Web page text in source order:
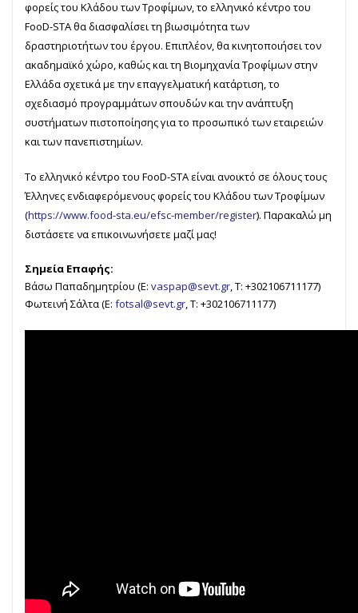
φορείς του Κλάδου των Τροφίμων, το ελληνικό κέντρο του
FooD-STA θα διασφαλίσει τη βιωσιμότητα των
δραστηριοτήτων του έργου. Επιπλέον, θα κινητοποιήσει τον
ακαδημαϊκό χώρο, καθώς και τη Βιομηχανία Τροφίμων στην
Ελλάδα σχετικά με την επαγγελματική κατάρτιση, το
σχεδιασμό προγραμμάτων σπουδών και την ανάπτυξη
συστήματων πιστοποίησης για το προσωπικό των εταιρειών
και των πανεπιστημίων.
Το ελληνικό κέντρο του FooD-STA είναι ανοικτό σε όλους τους
Έλληνες ενδιαφερόμενους φορείς του Κλάδου των Τροφίμων
(https://www.food-sta.eu/efsc-member/register). Παρακαλώ μη
διστάσετε να επικοινωνήσετε μαζί μας!
Σημεία Επαφής:
Βάσω Παπαδημητρίου (E: vaspap@sevt.gr, T: +302106711177)
Φωτεινή Σάλτα (E: fotsal@sevt.gr, T: +302106711177)